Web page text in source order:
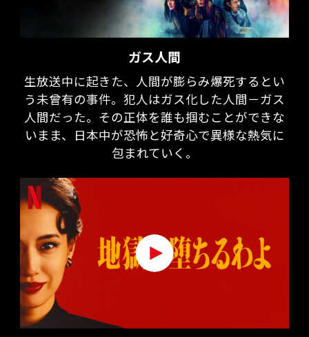
ガス人間
生放送中に起きた、人間が膨らみ爆死するとい
う未曾有の事件。犯人はガス化した人間－ガス
人間だった。その正体を誰も掴むことができな
いまま、日本中が恐怖と好奇心で異様な熱気に
包まれていく。